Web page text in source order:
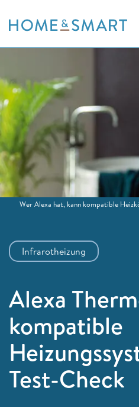
to
Infrarotheizung
Alexa
kompatible
Test-Check
Wer Alexa hat, kann kompatible